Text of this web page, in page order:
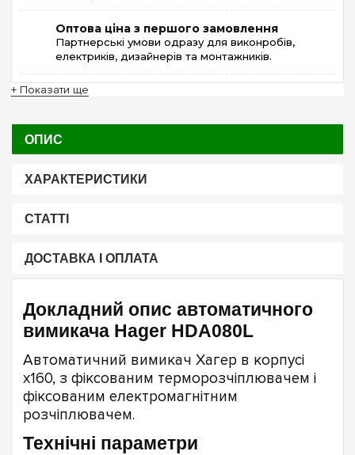
Оптова ціна з першого замовлення
Партнерські умови одразу для виконробів,
електриків, дизайнерів та монтажників.
+ Показати ще
ОПИС
ХАРАКТЕРИСТИКИ
СТАТТІ
ДОСТАВКА І ОПЛАТА
Докладний опис автоматичного
вимикача Hager HDA080L
Автоматичний вимикач Хагер в корпусі
x160, з фіксованим терморозчіплювачем і
фіксованим електромагнітним
розчіплювачем.
Технічні параметри